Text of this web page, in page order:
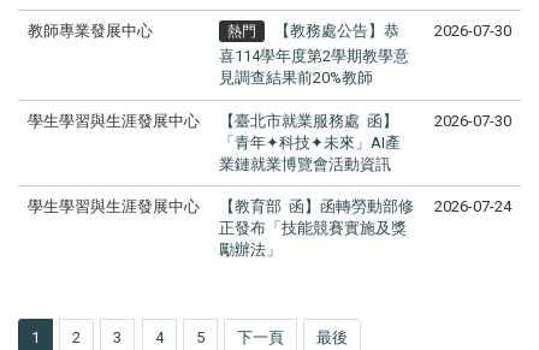
教師專業發展中心 熱門
【教務處公告】恭
喜114學年度第2學期教學意
見調查結果前20%教師
2026-07-30
學生學習與生涯發展中心
【臺北市就業服務處 函】
「青年✦科技✦未來」AI產
業鏈就業博覽會活動資訊
2026-07-30
學生學習與生涯發展中心
【教育部 函】函轉勞動部修
正發布「技能競賽實施及獎
勵辦法」
2026-07-24
1 2 3 4 5 下一頁 最後